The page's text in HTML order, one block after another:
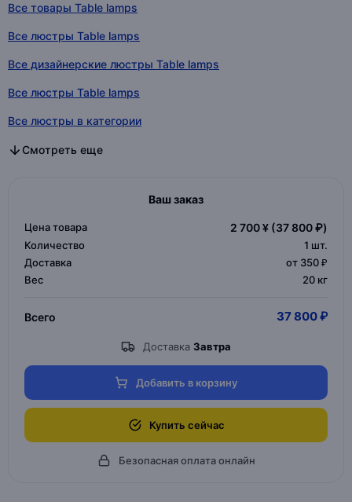
Все товары Table lamps
Все люстры Table lamps
Все дизайнерские люстры Table lamps
Все люстры Table lamps
Все люстры в категории
Все дизайнерские люстры в категории
Все люстры в категории
Смотреть еще
Ваш заказ
Цена товара 2 700 ¥ (37 800 ₽)
Количество 1 шт.
Доставка
от 350 ₽
Вес
20 кг
Всего 37 800 ₽
Доставка Завтра
Добавить в корзину
Купить сейчас
Безопасная оплата онлайн